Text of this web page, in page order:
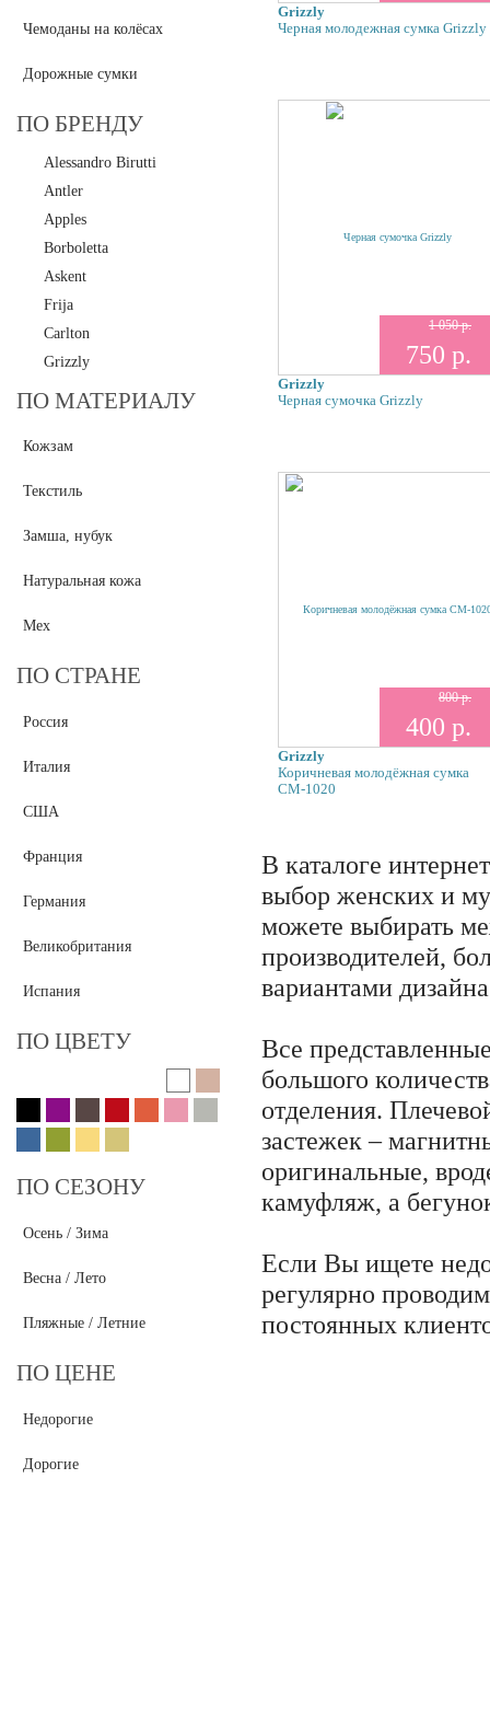
Чемоданы на колёсах
Дорожные сумки
ПО БРЕНДУ
Alessandro Birutti
Antler
Apples
Borboletta
Askent
Frija
Carlton
Grizzly
Polar
Mia Sofia
L.Credi
Tifannie
Vita Pelle
Gilda Tonelli
Orsa Oro
Cose Da Uomo
Deeson
Flower Rain
ПО МАТЕРИАЛУ
Кожзам
Текстиль
Замша, нубук
Натуральная кожа
Мех
ПО СТРАНЕ
Россия
Италия
США
Франция
Германия
Великобритания
Испания
ПО ЦВЕТУ
ПО СЕЗОНУ
Осень / Зима
Весна / Лето
Пляжные / Летние
ПО ЦЕНЕ
Недорогие
Дорогие
Grizzly
Черная молодежная сумка Grizzly
1 050 р.
750 р.
Grizzly
Черная сумочка Grizzly
800 р.
400 р.
Grizzly
Коричневая молодёжная сумка
СМ-1020
В каталоге
выбор женских и
можете выбирать
производителей,
вариантами
Все
большого
отделения.
застежек –
оригинальные,
камуфляж, а
Если Вы ищете
регулярно
постоянных